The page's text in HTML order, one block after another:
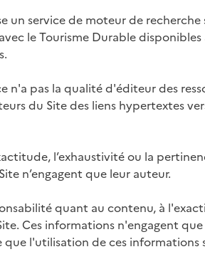
un service de moteur de
le Tourisme Durable
n'a pas la qualité d'éditeur des
du Site des liens hypertextes
l’exhaustivité ou la
n’engagent que leur auteur.
quant au contenu, à
Ces informations n'engagent
l'utilisation de ces informations